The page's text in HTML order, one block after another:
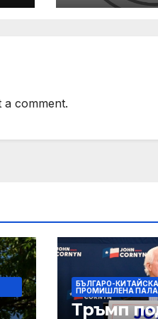
по труда:
a comment.
БЪЛГАРО-
ПРОМИШЛЕНА
Тръмп